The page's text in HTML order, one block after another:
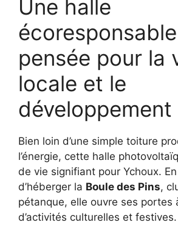
Une halle
écoresponsable
pensée pour la
locale et le
Bien loin d’une simple toiture
l’énergie, cette halle
de vie signifiant pour Ychoux.
d’héberger la Boule des Pins,
pétanque, elle ouvre ses portes
d’activités culturelles et